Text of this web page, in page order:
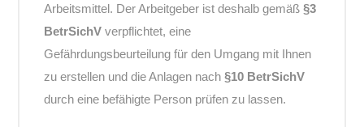
Arbeitsmittel. Der Arbeitgeber ist deshalb gemäß§3
BetrSichV verpflichtet, eine
Gefährdungsbeurteilung für den Umgang mit Ihnen
zu erstellen und die Anlagen nach§10 BetrSichV
durch eine befähigte Person prüfen zu lassen.